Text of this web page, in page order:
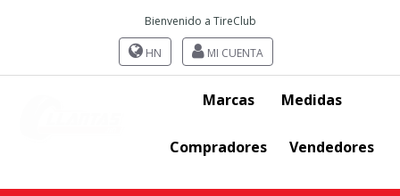
Bienvenido a TireClub
HN MI CUENTA
Marcas Medidas
Compradores Vendedores